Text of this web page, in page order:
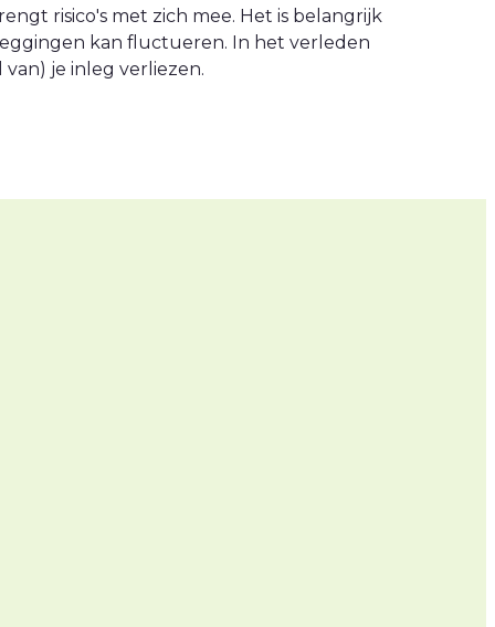
risico's met zich mee. Het is belangrijk
kan fluctueren. In het verleden
je inleg verliezen.